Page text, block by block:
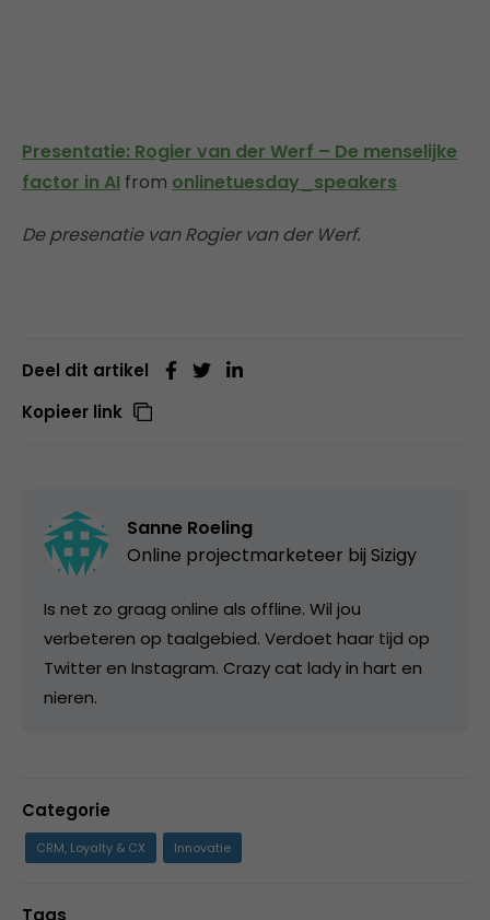
Presentatie: Rogier van der Werf – De menselijke
factor in AI from onlinetuesday_speakers
De presenatie van Rogier van der Werf.
Deel dit artikel
Kopieer link
Sanne Roeling
Online projectmarketeer bij Sizigy
Is net zo graag online als offline. Wil jou
verbeteren op taalgebied. Verdoet haar tijd op
Twitter en Instagram. Crazy cat lady in hart en
nieren.
Categorie
CRM, Loyalty & CX Innovatie